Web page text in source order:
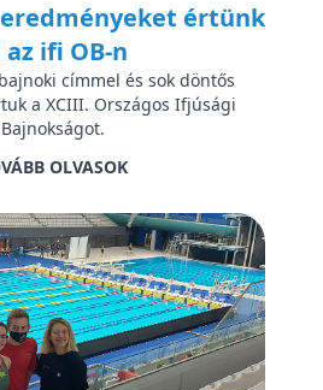
értünk
az ifi OB-n
címmel és sok döntős
a XCIII. Országos Ifjúsági
Bajnokságot.
OLVASOK